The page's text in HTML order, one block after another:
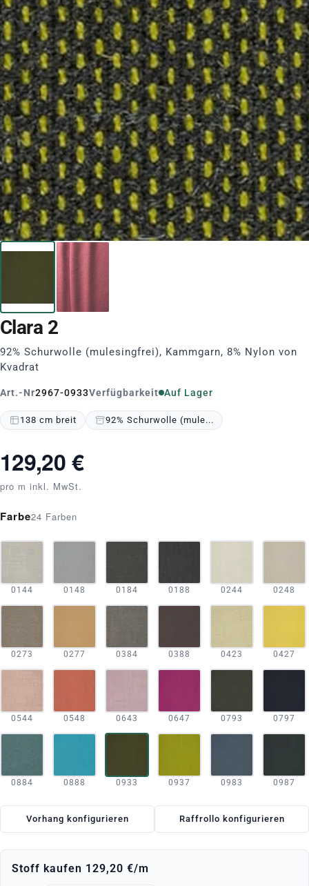
Clara 2
92% Schurwolle (mulesingfrei), Kammgarn, 8% Nylon von
Kvadrat
Art.-Nr2967-0933Verfügbarkeit Auf Lager
138 cm breit 92% Schurwolle (mule...
129,20 €
pro m inkl. MwSt.
Farbe24 Farben
0144 0148 0184 0188 0244 0248
0273 0277 0384 0388 0423 0427
0544 0548 0643 0647 0793 0797
0884 0888 0933 0937 0983 0987
Vorhang konfigurieren Raffrollo konfigurieren
Stoff kaufen 129,20 €/m